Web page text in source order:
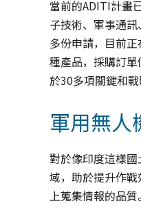
當前的ADITI計畫
子技術、軍事通
多份申請，目前
種產品，採購訂
於30多項關鍵和
軍用無人
對於像印度這樣
域，助於提升作
上蒐集情報的品質。